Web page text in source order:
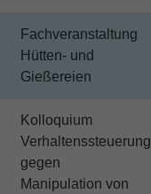
Fachveranstaltung
Hütten- und
Gießereien
Kolloquium
Verhaltenssteuerung
gegen
Manipulation von